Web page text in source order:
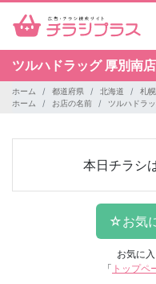
ツルハドラッグ 厚別南店
ホーム 都道府県 北海道
札
ホーム
お店の名前 ツルハドラ
本日チラシ
お気に
「 トップペ